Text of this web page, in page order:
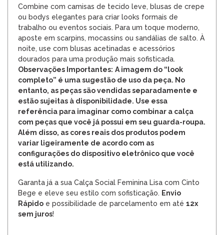
Combine com camisas de tecido leve, blusas de crepe
ou bodys elegantes para criar looks formais de
trabalho ou eventos sociais. Para um toque moderno,
aposte em scarpins, mocassins ou sandálias de salto. À
noite, use com blusas acetinadas e acessórios
dourados para uma produção mais sofisticada.
Observações Importantes: A imagem do “look
completo” é uma sugestão de uso da peça. No
entanto, as peças são vendidas separadamente e
estão sujeitas à disponibilidade. Use essa
referência para imaginar como combinar a calça
com peças que você já possui em seu guarda-roupa.
Além disso, as cores reais dos produtos podem
variar ligeiramente de acordo com as
configurações do dispositivo eletrônico que você
está utilizando.
Garanta já a sua Calça Social Feminina Lisa com Cinto
Bege e eleve seu estilo com sofisticação. Envio
Rápido e possibilidade de parcelamento em até 12x
sem juros!